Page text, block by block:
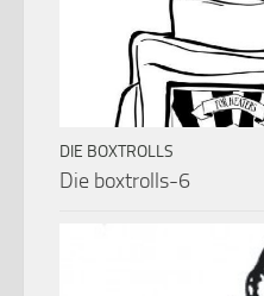
DIE BOXTROLLS
Die boxtrolls-6